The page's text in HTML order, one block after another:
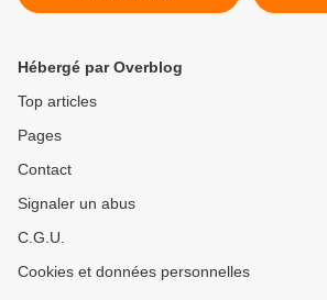
Hébergé par Overblog
Top articles
Pages
Contact
Signaler un abus
C.G.U.
Cookies et données personnelles